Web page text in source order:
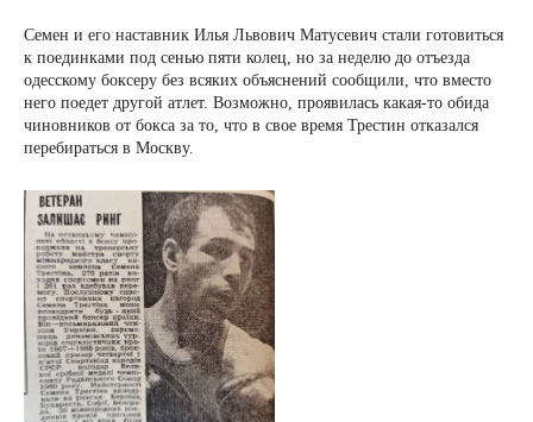
Семен и его наставник Илья Львович Матусевич стали готовиться
к поединками под сенью пяти колец, но за неделю до отъезда
одесскому боксеру без всяких объяснений сообщили, что вместо
него поедет другой атлет. Возможно, проявилась какая-то обида
чиновников от бокса за то, что в свое время Трестин отказался
перебираться в Москву.